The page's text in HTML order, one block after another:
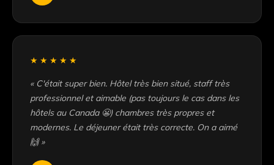
★★★★★
« C'était super bien. Hôtel très bien situé, staff très
professionnel et aimable (pas toujours le cas dans les
hôtels au Canada 😬) chambres très propres et
modernes. Le déjeuner était très correcte. On a aimé
🙌 »